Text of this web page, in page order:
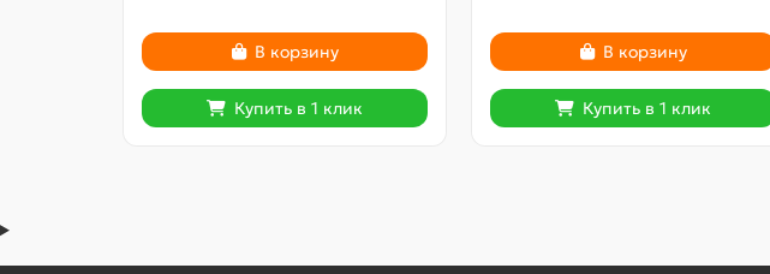
В корзину
Купить в 1 клик
В корзину
Купить в 1 клик